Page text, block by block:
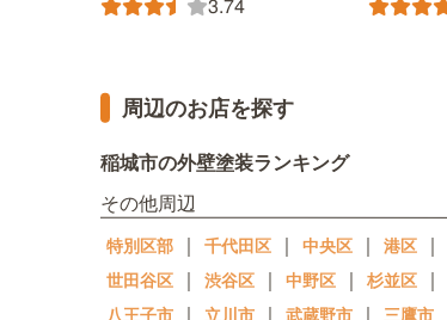
3.74
周辺のお店を探す
稲城市の外壁塗装ランキング
その他周辺
特別区部 ｜ 千代田区 ｜ 中央区 ｜ 港区 ｜
世田谷区 ｜ 渋谷区 ｜ 中野区 ｜ 杉並区 ｜
八王子市 ｜ 立川市 ｜ 武蔵野市 ｜ 三鷹市